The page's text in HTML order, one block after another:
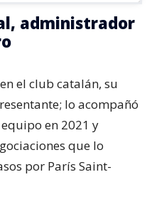
administrador
el club catalán, su
lo acompañó
en 2021 y
que lo
por París Saint-